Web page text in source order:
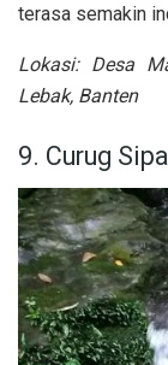
terasa semakin
Lokasi: Desa
Lebak, Banten
9. Curug